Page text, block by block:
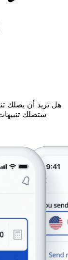
هل تريد أن يصلك
ستصلك